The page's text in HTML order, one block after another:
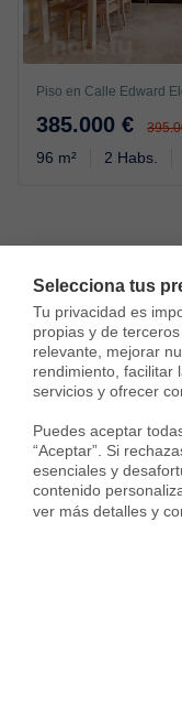
Selecciona tus
Tu privacidad es
propias y de
relevante, mejorar
rendimiento, facilitar
servicios y ofrecer
Puedes aceptar
“Aceptar”. Si
esenciales y
contenido
ver más detalles y
385.000 €
96 m² 2 Habs.
Vivir en
Top distritos en la
Venta Viviendas en